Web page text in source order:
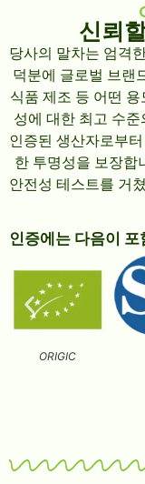
신뢰
당사의 말차는 엄격
덕분에 글로벌 브랜
식품 제조 등 어떤
성에 대한 최고 수
인증된 생산자로부
한 투명성을 보장합
안전성 테스트를 거
인증에는 다음이
ORIGIC